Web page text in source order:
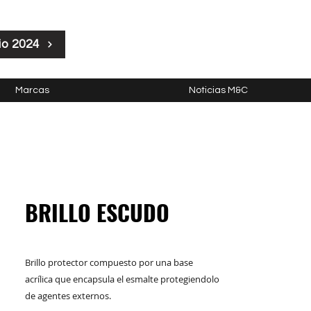
2024
Marcas Noticias M&C
BRILLO ESCUDO
Brillo protector compuesto por una base
acrílica que encapsula el esmalte protegiendolo
de agentes externos.